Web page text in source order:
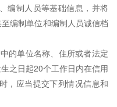
编制人员等基础信息，并将
编制单位和编制人员诚信档
单位名称、住所或者法定
之日起20个工作日内在信用
，应当提交下列情况信息和